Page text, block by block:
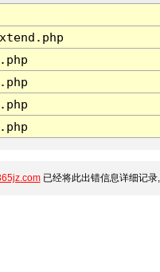
已经将此出错信息详细记录